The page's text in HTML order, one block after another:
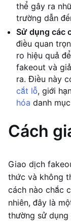
thể gây ra
trường dẫn
Sử dụng các
điều quan
ro hiệu quả
fakeout và
ra. Điều này
cắt lỗ, giới
hóa danh
Cách
Giao dịch
thức và không
cách nào chắc
nhiên, đây là
thường sử